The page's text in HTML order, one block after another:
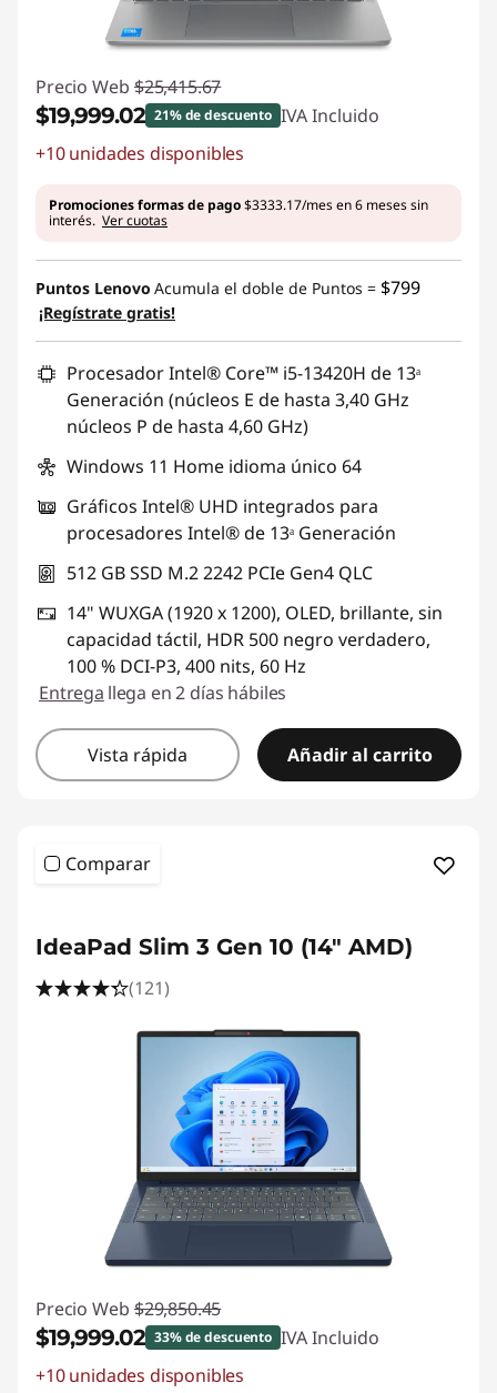
Precio Web $25,415.67
$19,999.02 21% de descuento IVA Incluido
Ahorros instantáneos :
+10 unidades disponibles
Promociones formas de pago$3333.17/mes en 6 meses sin
interés. Ver cuotas
Puntos Lenovo Acumula el doble de Puntos = $799
¡Regístrate gratis!
Procesador Intel® Core™ i5-13420H de 13ᵃ
Generación (núcleos E de hasta 3,40 GHz
núcleos P de hasta 4,60 GHz)
Windows 11 Home idioma único 64
Gráficos Intel® UHD integrados para
procesadores Intel® de 13ᵃ Generación
512 GB SSD M.2 2242 PCIe Gen4 QLC
14" WUXGA (1920 x 1200), OLED, brillante, sin
capacidad táctil, HDR 500 negro verdadero,
100 % DCI-P3, 400 nits, 60 Hz
Entrega llega en 2 días hábiles
Vista rápida Añadir al carrito
Comparar
IdeaPad Slim 3 Gen 10 (14" AMD)
(121)
Precio Web $29,850.45
$19,999.02 33% de descuento IVA Incluido
Ahorros instantáneos :
+10 unidades disponibles